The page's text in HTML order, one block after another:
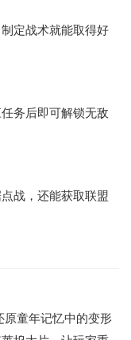
定战术就能取得好
务后即可解锁无敌
战，还能获取联盟
童年记忆中的变形